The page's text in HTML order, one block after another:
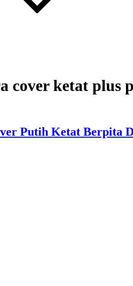
cover ketat plus
Putih Ketat Berpita